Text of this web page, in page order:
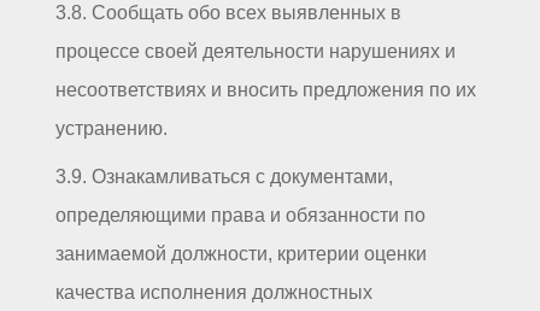
3.8. Сообщать обо всех выявленных в
процессе своей деятельности нарушениях и
несоответствиях и вносить предложения по их
устранению.
3.9. Ознакамливаться с документами,
определяющими права и обязанности по
занимаемой должности, критерии оценки
качества исполнения должностных